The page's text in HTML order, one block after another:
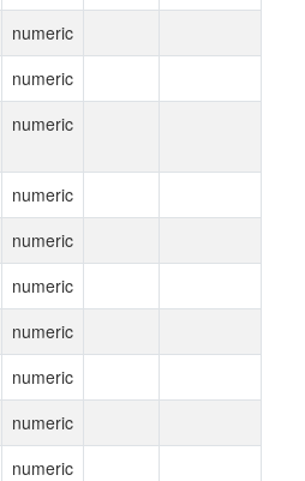
numeric
numeric
numeric
numeric
numeric
numeric
numeric
numeric
numeric
numeric